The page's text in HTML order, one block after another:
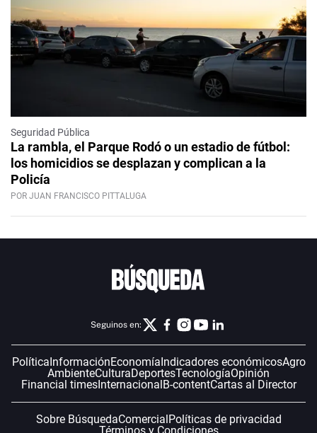
Seguridad Pública
La rambla, el Parque Rodó o un estadio de fútbol:
los homicidios se desplazan y complican a la
Policía
POR JUAN FRANCISCO PITTALUGA
Seguinos en:
PolíticaInformaciónEconomíaIndicadores económicosAgro
AmbienteCulturaDeportesTecnologíaOpinión
Financial timesInternacionalB-contentCartas al Director
Sobre BúsquedaComercialPolíticas de privacidad